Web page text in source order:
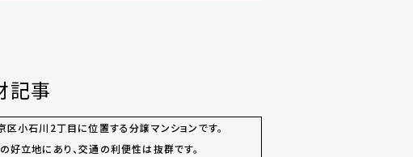
事
区小石川2丁目に位置する分譲マンションです。
立地にあり、交通の利便性は抜群です。